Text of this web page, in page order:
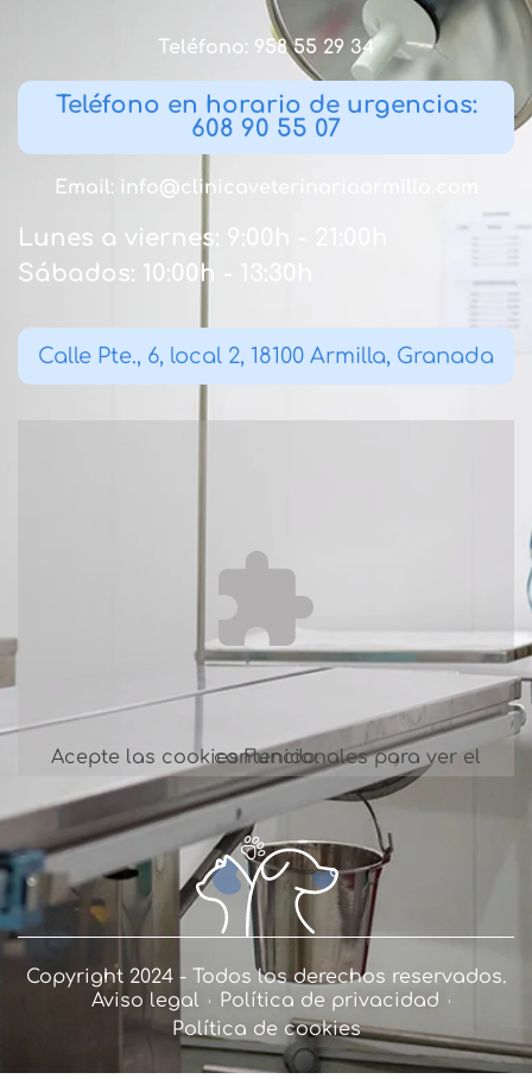
Teléfono: 958 55 29 34
Teléfono en horario de urgencias:
608 90 55 07
Email: info@clinicaveterinariaarmilla.com
Lunes a viernes: 9:00h - 21:00h
Sábados: 10:00h - 13:30h
Calle Pte., 6, local 2, 18100 Armilla, Granada
Acepte las cookiesFuncionales
para ver el contenido.
Copyright 2024 - Todos los derechos reservados.
Aviso legal
Política de privacidad
Política de cookies